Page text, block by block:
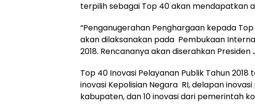
terpilih sebagai Top 40 akan mendapatkan
“Penganugerahan Penghargaan kepada
akan dilaksanakan pada Pembukaan
2018. Rencananya akan diserahkan Presiden
Top 40 Inovasi Pelayanan Publik Tahun
inovasi Kepolisian Negara RI, delapan
kabupaten, dan 10 inovasi dari pemerintah